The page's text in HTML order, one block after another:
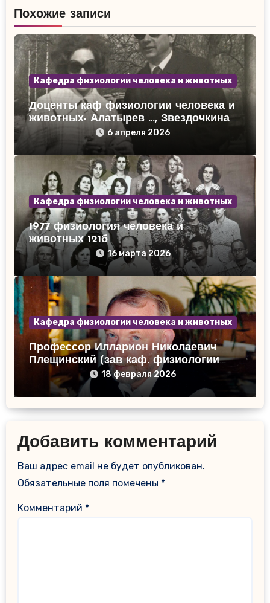
Похожие записи
Кафедра физиологии человека и животных
Доценты каф физиологии человека и
животных- Алатырев …, Звездочкина
Н.М. 1975 г.
6 апреля 2026
Кафедра физиологии человека и животных
1977 физиология человека и
животных 121б
16 марта 2026
Кафедра физиологии человека и животных
Профессор Илларион Николаевич
Плещинский (зав каф. физиологии
человека и животных)
18 февраля 2026
Добавить комментарий
Ваш адрес email не будет опубликован.
Обязательные поля помечены *
Комментарий *